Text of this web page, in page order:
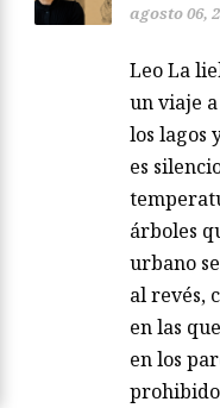
agosto 06,
Leo La
un viaje
los lagos
es
árboles
urbano
al revés,
en las
en los